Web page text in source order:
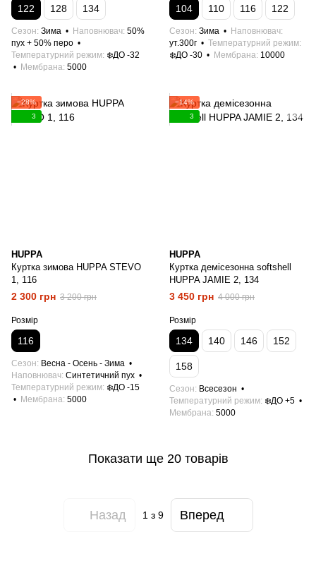
122 128 134
Сезон Зима Наповнювач 50%
пух + 50% перо
Температурний режим ❄️ДО -32
Мембрана 5000
104 110 116 122
Сезон Зима
Наповнювач
ут.300г
Температурний режим
❄️ДО -30
Мембрана 10000
−28%
3
HUPPA
Куртка зимова HUPPA STEVO
1, 116
2 300 грн 3 200 грн
Розмір
116
Сезон
Весна - Осень - Зима
Наповнювач Синтетичний пух
Температурний режим ❄️ДО -15
Мембрана 5000
−14%
3
HUPPA
Куртка демісезонна softshell
HUPPA JAMIE 2, 134
3 450 грн 4 000 грн
Розмір
134 140 146 152
158
Сезон
Всесезон
Температурний режим ❄️ДО +5
Мембрана 5000
Показати ще 20 товарів
Назад 1 з 9 Вперед